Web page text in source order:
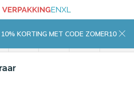
KORTING MET CODE ZOMER10